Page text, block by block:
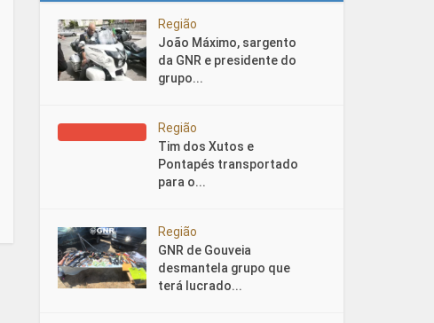
Região
João Máximo, sargento
da GNR e presidente do
grupo...
Região
Tim dos Xutos e
Pontapés transportado
para o...
Região
GNR de Gouveia
desmantela grupo que
terá lucrado...